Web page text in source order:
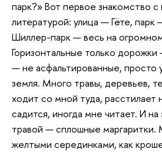
парк?» Вот первое знакомство
литературой: улица — Гёте,
Шиллер-парк — весь на
Горизонтальные только
— не асфальтированные, просто
земля. Много травы, деревьев,
ходит со мной туда, расстилает
садится, иногда мне читает. И на
травой — сплошные маргаритки.
желтыми серединками, как